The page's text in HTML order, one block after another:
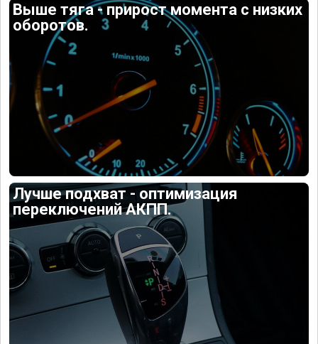
Выше тяга - прирост момента с низких
оборотов.
Лучше подхват - оптимизация
переключений АКПП.